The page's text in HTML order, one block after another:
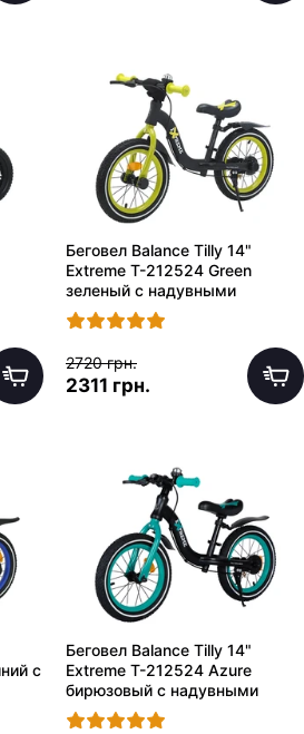
Беговел Balance Tilly 14"
Extreme T-212524 Green
зеленый с надувными
колесами
2720 грн.
2311 грн.
с
Беговел Balance Tilly 14"
Extreme T-212524 Azure
бирюзовый с надувными
колесами